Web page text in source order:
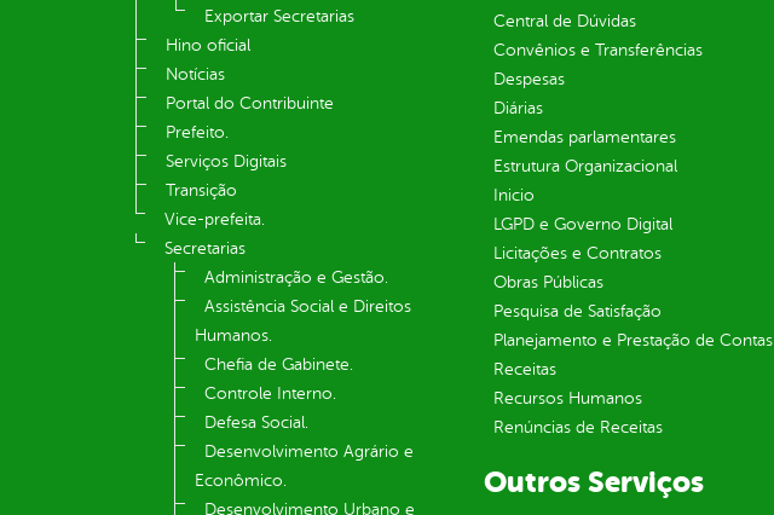
Exportar Secretarias
Hino oficial
Notícias
Portal do Contribuinte
Prefeito.
Serviços Digitais
Transição
Vice-prefeita.
Secretarias
Administração e Gestão.
Assistência Social e Direitos
Humanos.
Chefia de Gabinete.
Controle Interno.
Defesa Social.
Desenvolvimento Agrário e
Econômico.
Desenvolvimento Urbano e
Central de Dúvidas
Convênios e Transferências
Despesas
Diárias
Emendas parlamentares
Estrutura Organizacional
Inicio
LGPD e Governo Digital
Licitações e Contratos
Obras Públicas
Pesquisa de Satisfação
Planejamento e Prestação de Contas
Receitas
Recursos Humanos
Renúncias de Receitas
Outros Serviços